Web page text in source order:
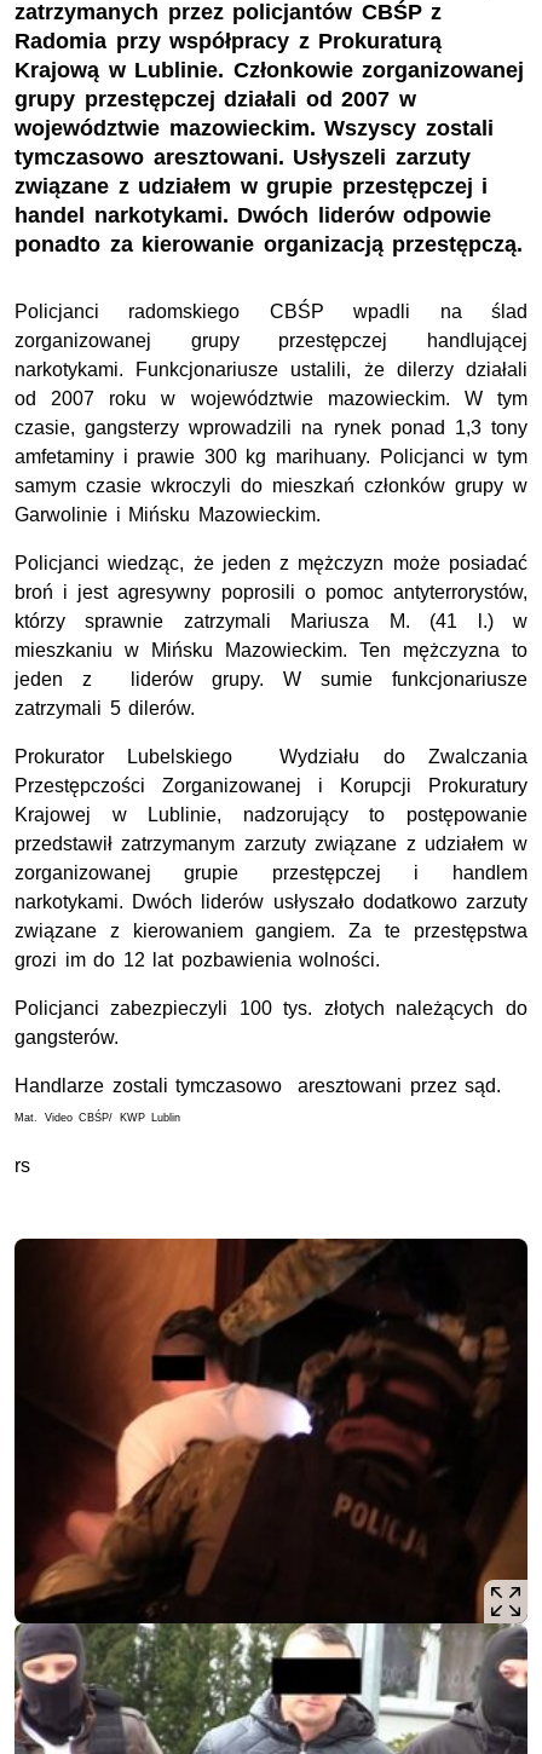
zatrzymanych przez policjantów CBŚP z
Radomia przy współpracy z Prokuraturą
Krajową w Lublinie. Członkowie zorganizowanej
grupy przestępczej działali od 2007 w
województwie mazowieckim. Wszyscy zostali
tymczasowo aresztowani. Usłyszeli zarzuty
związane z udziałem w grupie przestępczej i
handel narkotykami. Dwóch liderów odpowie
ponadto za kierowanie organizacją przestępczą.
Policjanci radomskiego CBŚP wpadli na ślad
zorganizowanej grupy przestępczej handlującej
narkotykami. Funkcjonariusze ustalili, że dilerzy działali
od 2007 roku w województwie mazowieckim. W tym
czasie, gangsterzy wprowadzili na rynek ponad 1,3 tony
amfetaminy i prawie 300 kg marihuany. Policjanci w tym
samym czasie wkroczyli do mieszkań członków grupy w
Garwolinie i Mińsku Mazowieckim.
Policjanci wiedząc, że jeden z mężczyzn może posiadać
broń i jest agresywny poprosili o pomoc antyterrorystów,
którzy sprawnie zatrzymali Mariusza M. (41 l.) w
mieszkaniu w Mińsku Mazowieckim. Ten mężczyzna to
jeden z liderów grupy.W sumie funkcjonariusze
zatrzymali 5 dilerów.
Prokurator Lubelskiego Wydziału do Zwalczania
Przestępczości Zorganizowanej i Korupcji Prokuratury
Krajowej w Lublinie, nadzorujący to postępowanie
przedstawił zatrzymanym zarzuty związane z udziałem w
zorganizowanej grupie przestępczej i handlem
narkotykami. Dwóch liderów usłyszało dodatkowo zarzuty
związane z kierowaniem gangiem. Za te przestępstwa
grozi im do 12 lat pozbawienia wolności.
Policjanci zabezpieczyli 100 tys. złotych należących do
gangsterów.
Handlarze zostali tymczasowo aresztowani przez sąd.
Mat. Video CBŚP/ KWP Lublin
rs